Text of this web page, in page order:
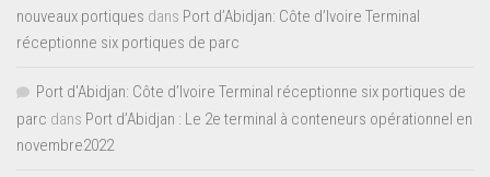
nouveaux portiques dans Port d’Abidjan: Côte d’Ivoire Terminal
réceptionne six portiques de parc
Port d'Abidjan: Côte d’Ivoire Terminal réceptionne six portiques de
parc dans Port d’Abidjan : Le 2e terminal à conteneurs opérationnel en
novembre2022